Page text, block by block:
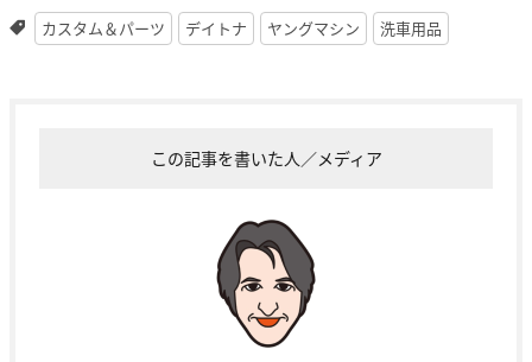
カスタム＆パーツ デイトナ ヤングマシン 洗車用品
この記事を書いた人／メディア